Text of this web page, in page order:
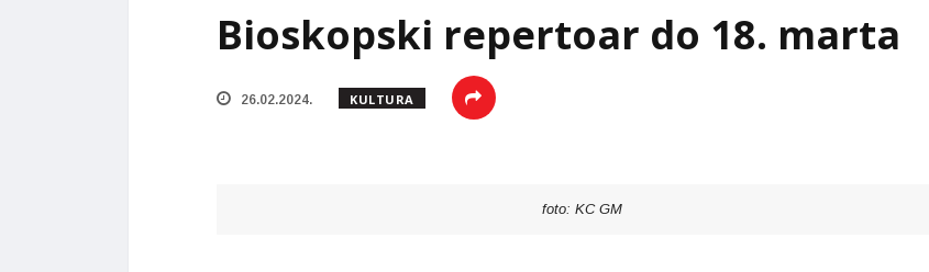
Bioskopski repertoar do 18. marta
26.02.2024. KULTURA
foto: KC GM